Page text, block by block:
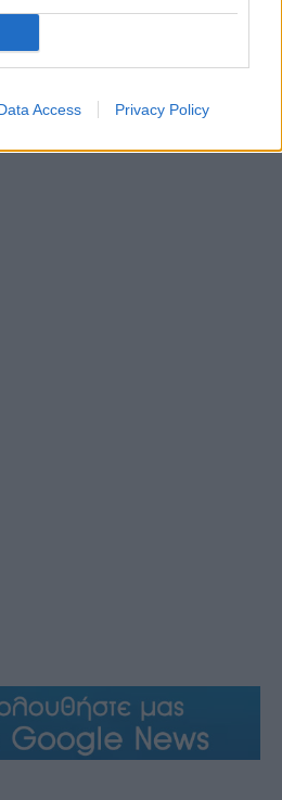
Access Privacy Policy
ανάλογα με
με στόχο την αποτροπή